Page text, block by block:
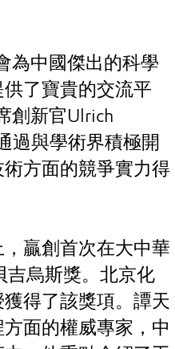
為中國傑出的科學
了寶貴的交流平
創新官Ulrich
過與學術界積極開
方面的競爭實力得
贏創首次在大中華
吉烏斯獎。北京化
得了該獎項。譚天
面的權威專家，中